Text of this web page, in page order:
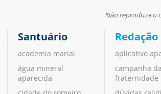
Não reproduza o
Santuário
academia marial
água mineral
aparecida
Redação
aplicativo
campanha da
fraternidade